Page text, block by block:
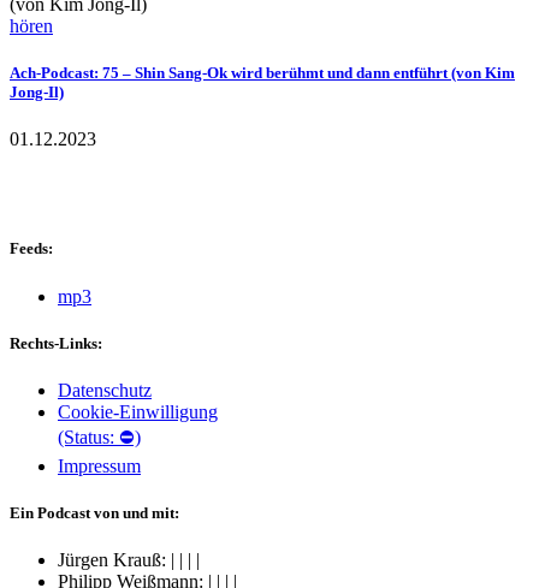
hören
Ach-Podcast: 75 – Shin Sang-Ok wird berühmt und dann entführt (von Kim
Jong-Il)
01.12.2023
Feeds:
mp3
Rechts-Links:
Datenschutz
Cookie-Einwilligung
(Status: ⛔)
Impressum
Ein Podcast von und mit:
Jürgen Krauß: | | | |
Philipp Weißmann: | | | |